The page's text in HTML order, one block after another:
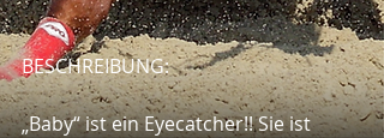
BESCHREIBUNG:
„Baby“ ist ein Eyecatcher!! Sie ist